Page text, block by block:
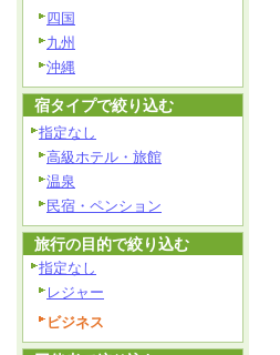
四国
九州
沖縄
宿タイプで絞り込む
指定なし
高級ホテル・旅館
温泉
民宿・ペンション
旅行の目的で絞り込む
指定なし
レジャー
ビジネス